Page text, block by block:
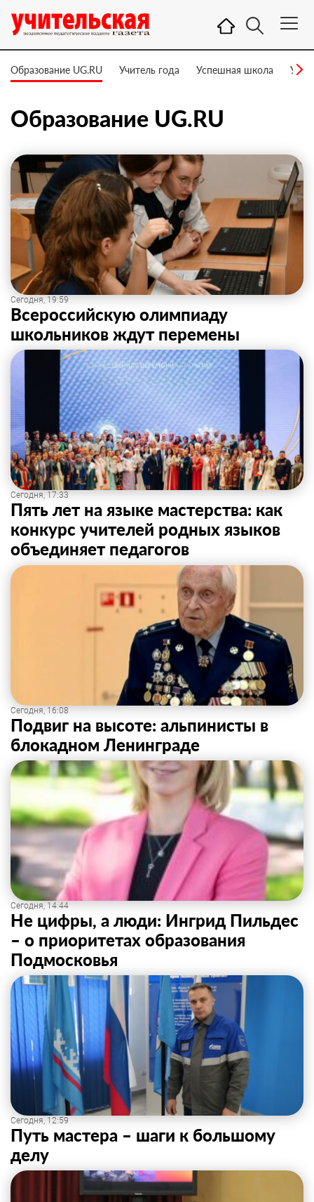
Образование UG.RU Учитель года Успешная школа
Образование UG.RU
Сегодня, 19:59
Всероссийскую олимпиаду
школьников ждут перемены
Сегодня, 17:33
Пять лет на языке мастерства: как
конкурс учителей родных языков
объединяет педагогов
Сегодня, 16:08
Подвиг на высоте: альпинисты в
блокадном Ленинграде
Сегодня, 14:44
Не цифры, а люди: Ингрид Пильдес
– о приоритетах образования
Подмосковья
Сегодня, 12:59
Путь мастера – шаги к большому
делу